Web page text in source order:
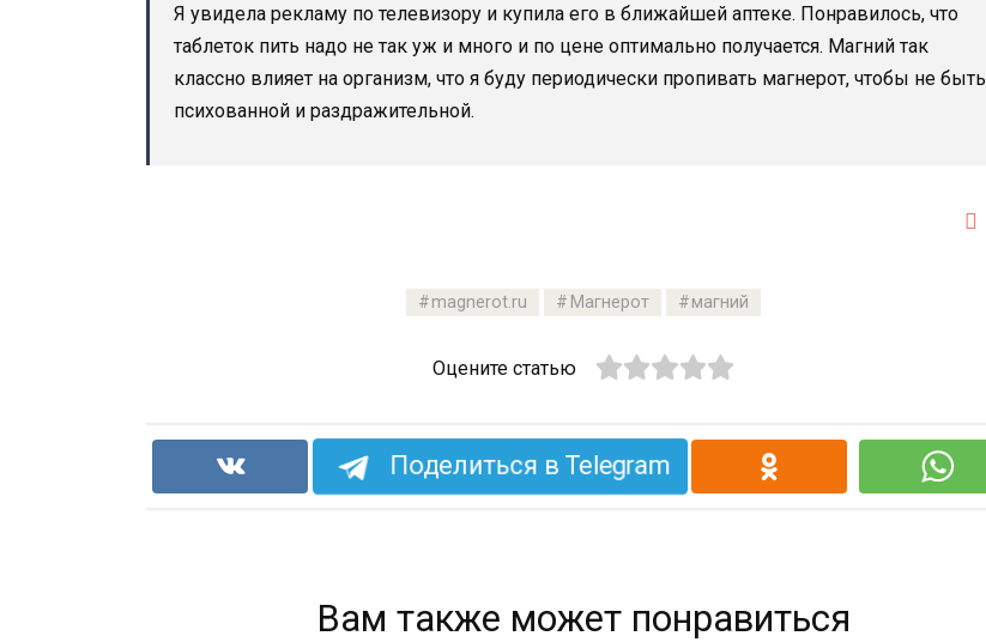
Я увидела рекламу по телевизору и купила его в ближайшей аптеке. Понравилось, что
таблеток пить надо не так уж и много и по цене оптимально получается. Магний так
классно влияет на организм, что я буду периодически пропивать магнерот, чтобы не быть
психованной и раздражительной.
magnerot.ru Магнерот магний
Оцените статью
Поделиться в Telegram
Вам также может понравиться